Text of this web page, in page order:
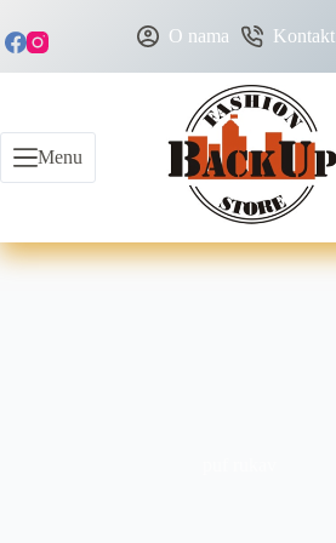
O nama Kontakt
Menu